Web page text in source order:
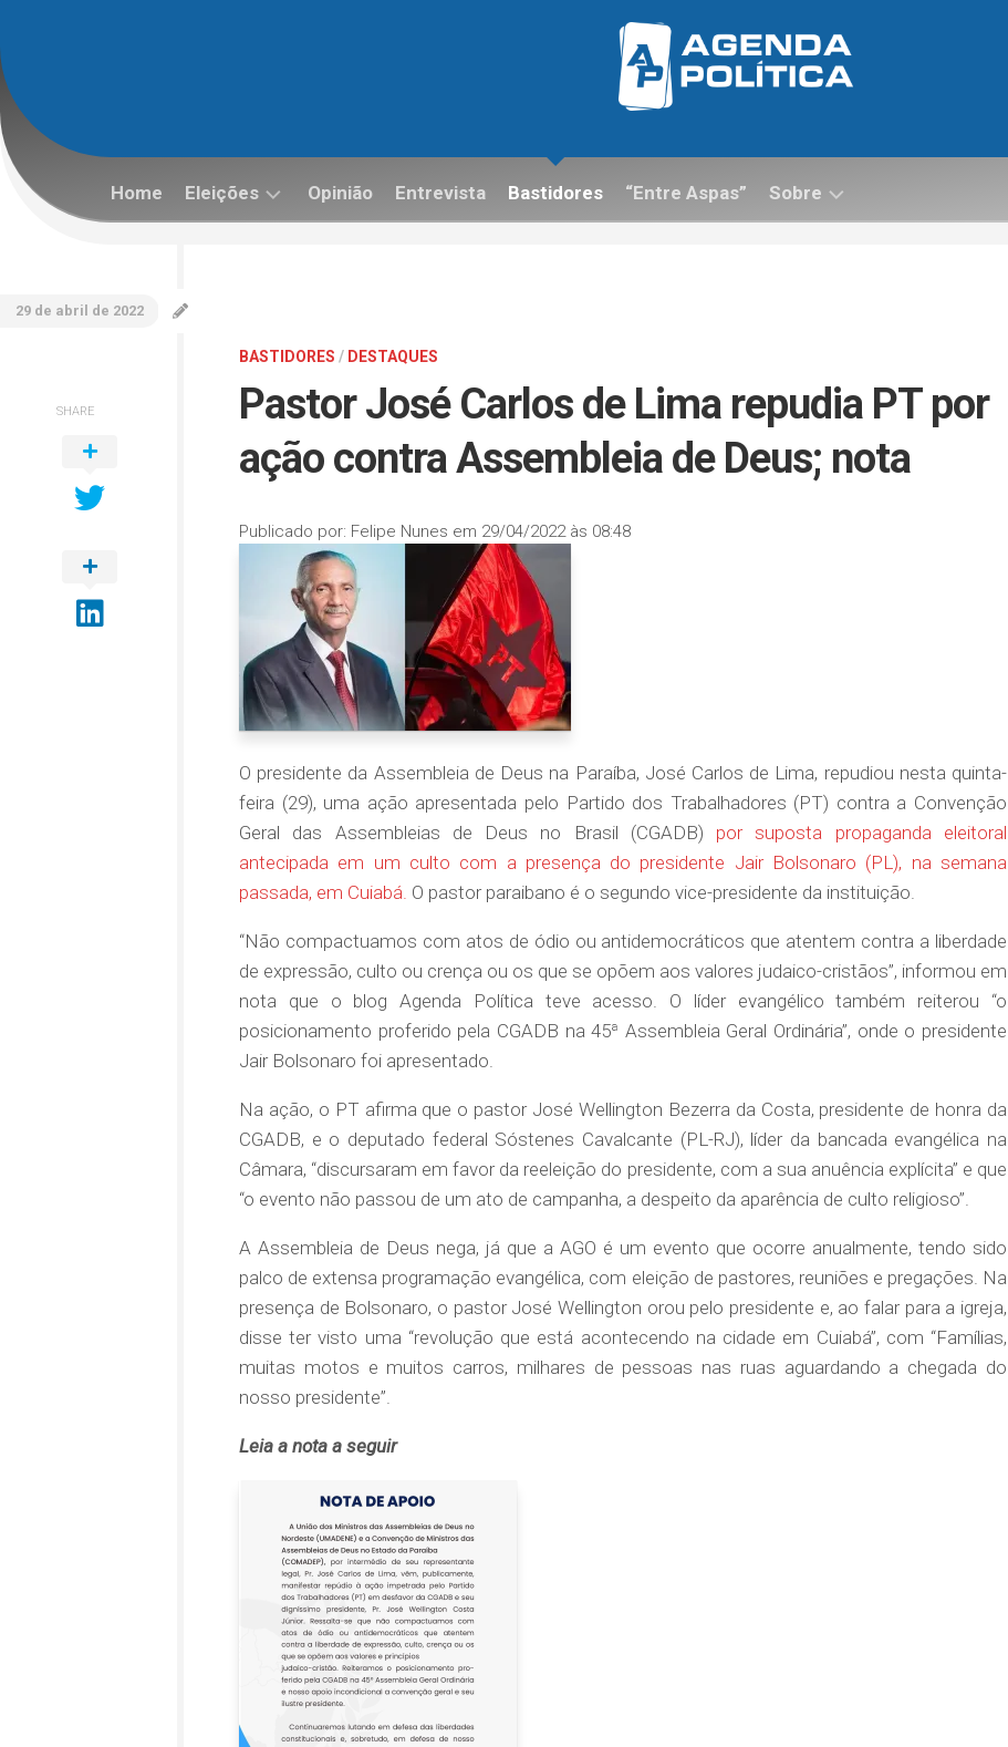
content
Home Eleições Opinião Entrevista Bastidores “Entre Aspas” Sobre
BASTIDORES / DESTAQUES
Pastor José Carlos de Lima repudia PT por
ação contra Assembleia de Deus; nota
Publicado por: Felipe Nunes em 29/04/2022 às 08:48
29 de abril de 2022
O presidente da Assembleia de Deus na Paraíba, José Carlos de Lima, repudiou nesta quinta-
feira (29), uma ação apresentada pelo Partido dos Trabalhadores (PT) contra a Convenção
Geral das Assembleias de Deus no Brasil (CGADB) por suposta propaganda eleitoral
antecipada em um culto com a presença do presidente Jair Bolsonaro (PL), na semana
passada, em Cuiabá. O pastor paraibano é o segundo vice-presidente da instituição.
“Não compactuamos com atos de ódio ou antidemocráticos que atentem contra a liberdade
de expressão, culto ou crença ou os que se opõem aos valores judaico-cristãos”, informou em
nota que o blog Agenda Política teve acesso. O líder evangélico também reiterou “o
posicionamento proferido pela CGADB na 45ª Assembleia Geral Ordinária”, onde o presidente
Jair Bolsonaro foi apresentado.
Na ação, o PT afirma que o pastor José Wellington Bezerra da Costa, presidente de honra da
CGADB, e o deputado federal Sóstenes Cavalcante (PL-RJ), líder da bancada evangélica na
Câmara, “discursaram em favor da reeleição do presidente, com a sua anuência explícita” e que
“o evento não passou de um ato de campanha, a despeito da aparência de culto religioso”.
A Assembleia de Deus nega, já que a AGO é um evento que ocorre anualmente, tendo sido
palco de extensa programação evangélica, com eleição de pastores, reuniões e pregações. Na
presença de Bolsonaro, o pastor José Wellington orou pelo presidente e, ao falar para a igreja,
disse ter visto uma “revolução que está acontecendo na cidade em Cuiabá”, com “Famílias,
muitas motos e muitos carros, milhares de pessoas nas ruas aguardando a chegada do
nosso presidente”.
Leia a nota a seguir
SHARE